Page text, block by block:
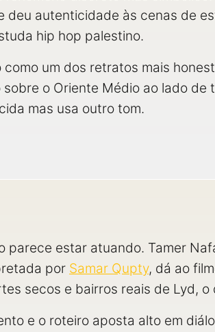
deu autenticidade às cenas de
hip hop palestino.
como um dos retratos mais
o Oriente Médio ao lado de
mas usa outro tom.
parece estar atuando. Tamer
por Samar Qupty, dá ao
secos e bairros reais de Lyd,
e o roteiro aposta alto em